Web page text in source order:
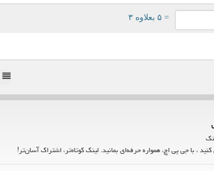
= ۵ بعلاوه ۳
، با جی پی اچ، همواره حرفه‌ای بمانید. لینک کوتاه‌تر، اشتراک آسان‌تر!